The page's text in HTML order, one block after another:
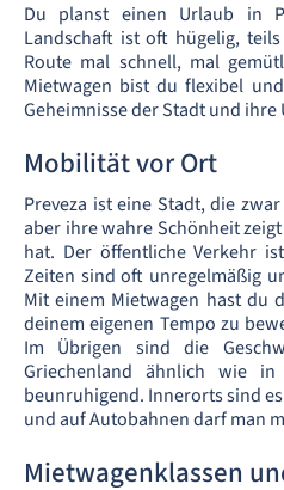
Du planst einen Urlaub in
Landschaft ist oft hügelig,
Route mal schnell, mal
Mietwagen bist du flexibel
Geheimnisse der Stadt und
Mobilität vor Ort
Preveza ist eine Stadt, die
aber ihre wahre Schönheit
hat. Der öffentliche Verkehr
Zeiten sind oft unregelmäßig
Mit einem Mietwagen hast du
deinem eigenen Tempo zu
Im Übrigen sind die
Griechenland ähnlich wie
beunruhigend. Innerorts sind
und auf Autobahnen darf man
Mietwagenklassen